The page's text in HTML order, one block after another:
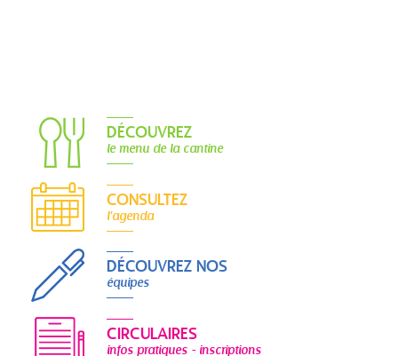
DÉCOUVREZ
le menu de la cantine
CONSULTEZ
l'agenda
DÉCOUVREZ NOS
équipes
CIRCULAIRES
infos pratiques - inscriptions